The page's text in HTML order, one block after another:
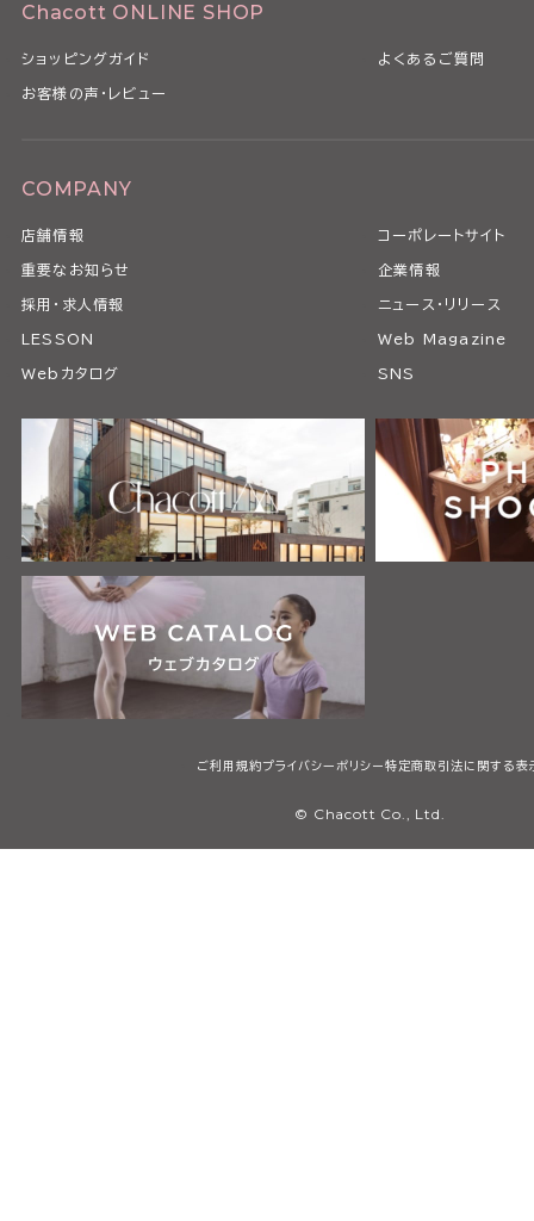
Chacott ONLINE SHOP
ショッピングガイド よくあるご質問
お客様の声・レビュー
COMPANY
店舗情報 コーポレートサイト
重要なお知らせ 企業情報
採用・求人情報 ニュース・リリース
LESSON Web Magazine
Webカタログ SNS
ご利用規約プライバシーポリシー特定商取引法に関する表
© Chacott Co., Ltd.